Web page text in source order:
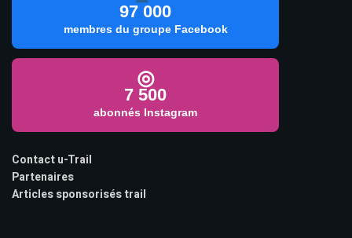
97 000
membres du groupe Facebook
◎
7 500
abonnés Instagram
Contact u-Trail
Partenaires
Articles sponsorisés trail